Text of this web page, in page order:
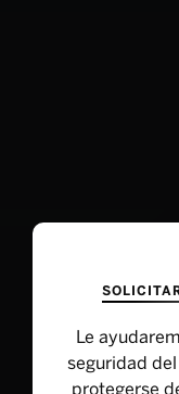
Le
seguridad
protegerse